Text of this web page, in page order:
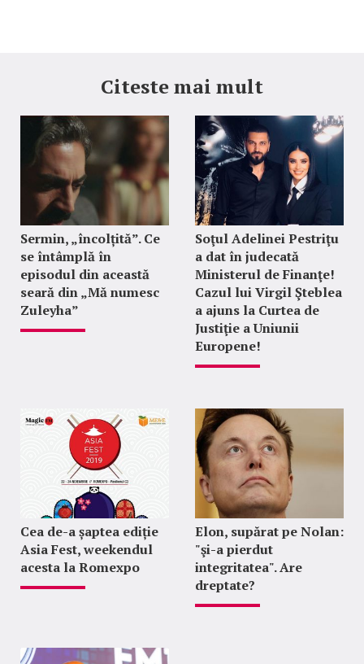
Citeste mai mult
Sermin, „încolțită”. Ce
se întâmplă în
episodul din această
seară din „Mă numesc
Zuleyha”
Soţul Adelinei Pestriţu
a dat în judecată
Ministerul de Finanţe!
Cazul lui Virgil Şteblea
a ajuns la Curtea de
Justiţie a Uniunii
Europene!
Cea de-a șaptea ediție
Asia Fest, weekendul
acesta la Romexpo
Elon, supărat pe Nolan:
"şi-a pierdut
integritatea". Are
dreptate?